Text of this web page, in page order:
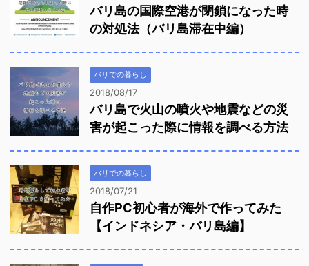
バリ島の国際空港が閉鎖になった時
の対処法（バリ島滞在中編）
バリでの暮らし
2018/08/17
バリ島で火山の噴火や地震などの災
害が起こった際に情報を調べる方法
バリでの暮らし
2018/07/21
自作PC初心者が海外で作ってみた
【インドネシア・バリ島編】